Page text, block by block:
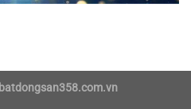
batdongsan358.com.vn